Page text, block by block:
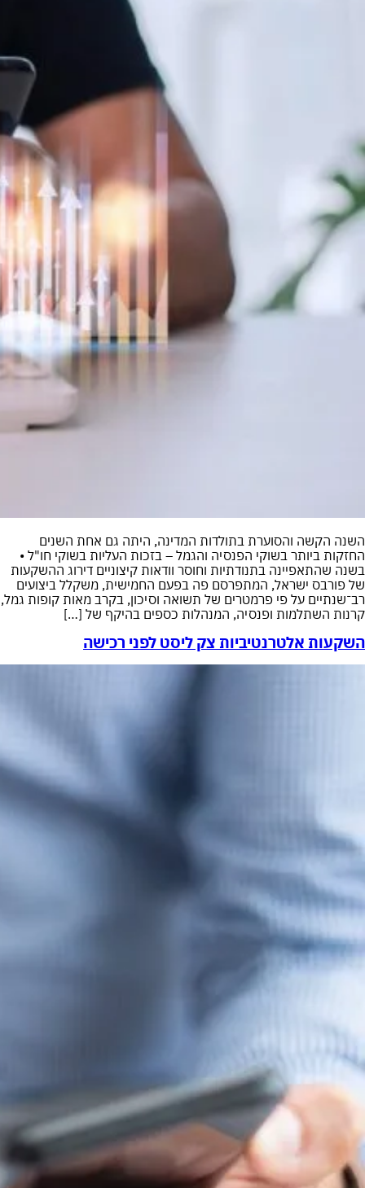
השנה הקשה והסוערת בתולדות המדינה, היתה גם אחת השנים
החזקות ביותר בשוקי הפנסיה והגמל – בזכות העליות בשוקי חו"ל •
בשנה שהתאפיינה בתנודתיות וחוסר וודאות קיצוניים דירוג ההשקעות
של פורבס ישראל, המתפרסם פה בפעם החמישית, משקלל ביצועים
רב־שנתיים על פי פרמטרים של תשואה וסיכון, בקרב מאות קופות גמל,
קרנות השתלמות ופנסיה, המנהלות כספים בהיקף של […]
השקעות אלטרנטיביות צק ליסט לפני רכישה